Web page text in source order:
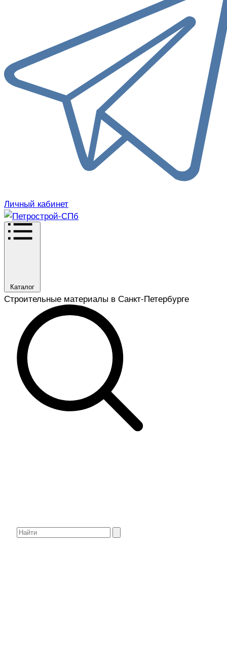
Личный кабинет
Каталог
Строительные материалы в Санкт-Петербурге